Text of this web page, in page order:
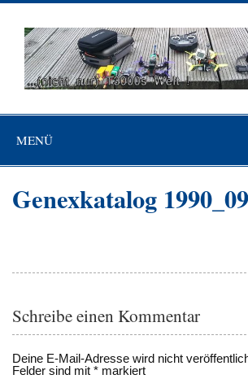
Skip
content
zu sein"(Johann Wolfgang
MENÜ
Genexkatalog
Schreibe einen Kommentar
Deine E-Mail-Adresse wird nicht
Felder sind mit* markiert